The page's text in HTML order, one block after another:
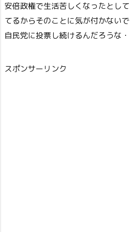
安倍政権で生活苦しくなったとし
てるからそのことに気が付かないで
自民党に投票し続けるんだろうな
スポンサーリンク